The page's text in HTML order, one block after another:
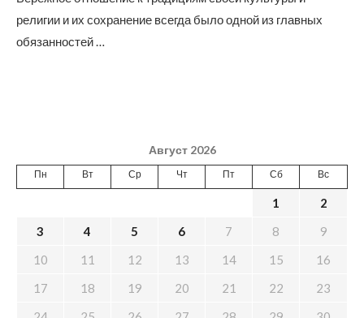
религии и их сохранение всегда было одной из главных
обязанностей …
Август 2026
Пн Вт Ср Чт Пт Сб Вс
1
2
3
4 5 6 7 8
9
10
11 12 13 14 15
16
17
18 19 20 21 22
23